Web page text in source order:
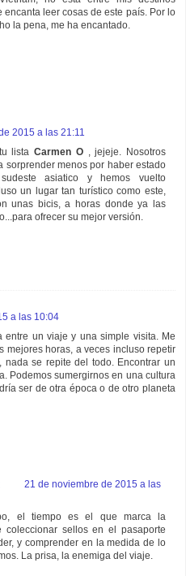
leer cosas de este país. Por lo
la pena, me ha encantado.
2015 a las 21:11
listaCarmen O, jejeje. Nosotros
sorprender menos por haber estado
asiatico y hemos vuelto
un lugar tan turístico como este,
unas bicis, a horas donde ya las
ofrecer su mejor versión.
a las 10:04
entre un viaje y una simple visita. Me
mejores horas, a veces incluso repetir
se repite del todo. Encontrar un
Podemos sumergirnos en una cultura
ser de otra época o de otro planeta
21 de noviembre de 2015 a las
el tiempo es el que marca la
coleccionar sellos en el pasaporte
y comprender en la medida de lo
La prisa, la enemiga del viaje.